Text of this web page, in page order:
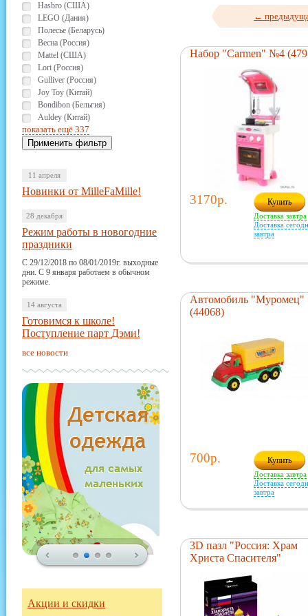
Hasbro (США)
LEGO (Дания)
Полесье (Беларусь)
Весна (Россия)
Mattel (США)
Lori (Россия)
Gulliver (Россия)
Joy Toy (Китай)
Bondibon (Бельгия)
Auldey (Китай)
показать ещё 337
11 апреля
Новинки от MilleFaMille!
28 декабря
Режим работы в новогодние
праздники
С 29/12/2018 по 08/01/2019г. выходные
дни. С 9 января работаем в обычном
режиме.
14 августа
Готовимся к школе!
Поступление парт Дэми!
все новости
Акции и скидки
←
Набор "Carmen" №4
3170р. Купить
Доставка завтра
Доставка
завтра
Автомобиль "Муромец"
(44068)
700р. Купить
Доставка завтра
Доставка
завтра
3D пазл "Россия: Храм
Христа Спасителя"